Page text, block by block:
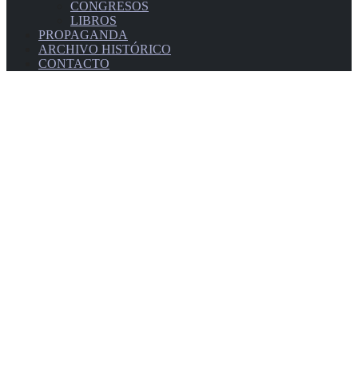
CONGRESOS
LIBROS
PROPAGANDA
ARCHIVO HISTÓRICO
CONTACTO